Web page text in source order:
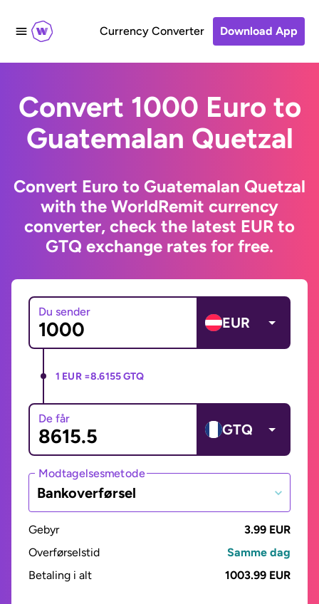
Currency Converter Download App
Convert 1000 Euro to
Guatemalan Quetzal
Convert Euro to Guatemalan Quetzal
with the WorldRemit currency
converter, check the latest EUR to
GTQ exchange rates for free.
Du sender
EUR
1 EUR =8.6155 GTQ
De får
GTQ
Modtagelsesmetode
Bankoverførsel
Gebyr
3.99 EUR
Overførselstid
Samme dag
Betaling i alt
1003.99 EUR